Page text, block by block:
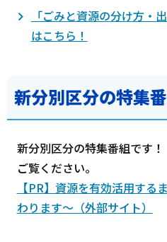
「ごみと資源の分け方・
はこちら！
新分別区分の特集番
新分別区分の特集番組です！
ご覧ください。
【PR】資源を有効活用する
わります～（外部サイト）